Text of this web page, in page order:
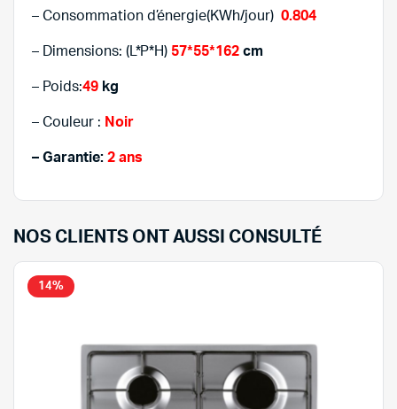
– Consommation d’énergie(KWh/jour) 0.804
– Dimensions: (L*P*H) 57*55*162 cm
– Poids:49kg
– Couleur : Noir
– Garantie: 2 ans
NOS CLIENTS ONT AUSSI CONSULTÉ
14%